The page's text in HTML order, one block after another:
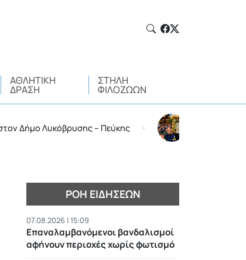
ΑΘΛΗΤΙΚΉ
ΔΡΆΣΗ
ΣΤΉΛΗ
ΦΙΛΌΖΩΩΝ
Λυκόβρυσης – Πεύκης • Με λαμπρότητα ο
ΡΟΉ ΕΙΔΉΣΕΩΝ
07.08.2026 | 15:09
Επαναλαμβανόμενοι βανδαλισμοί
αφήνουν περιοχές χωρίς φωτισμό